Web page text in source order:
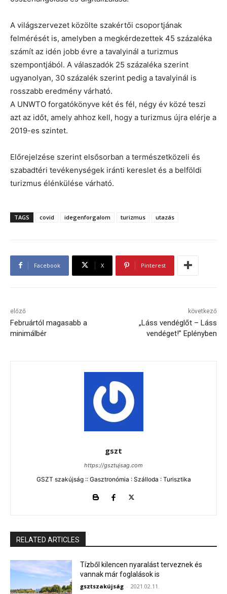
A világszervezet közölte szakértői csoportjának
felmérését is, amelyben a megkérdezettek 45 százaléka
számít az idén jobb évre a tavalyinál a turizmus
szempontjából. A válaszadók 25 százaléka szerint
ugyanolyan, 30 százalék szerint pedig a tavalyinál is
rosszabb eredmény várható.
A UNWTO forgatókönyve két és fél, négy év közé teszi
azt az időt, amely ahhoz kell, hogy a turizmus újra elérje a
2019-es szintet.
Előrejelzése szerint elsősorban a természetközeli és
szabadtéri tevékenységek iránti kereslet és a belföldi
turizmus élénkülése várható.
TAGS covid idegenforgalom turizmus utazás
Facebook X Pinterest
előző
Februártól magasabb a
minimálbér
következő
„Láss vendéglőt – Láss
vendéget!” Eplényben
gszt
https://gsztujsag.com
GSZT szakújság :: Gasztronómia : Szálloda : Turisztika
RELATED ARTICLES
Tízből kilencen nyaralást terveznek és
vannak már foglalások is
gsztszakújság - 2021.02.11.